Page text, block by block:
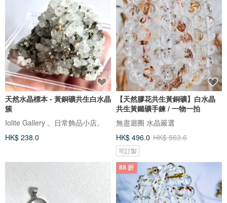
天然水晶標本 - 黃銅礦共生白水晶
簇
Iolite Gallery 。日常飾品小店。
HK$ 238.0
【天然膠花共生黃銅礦】白水晶
共生黃鐵礦手鍊 / 一物一拍
無盡迴圈 水晶嚴選
HK$ 496.0 HK$ 563.6
可訂製
88 折